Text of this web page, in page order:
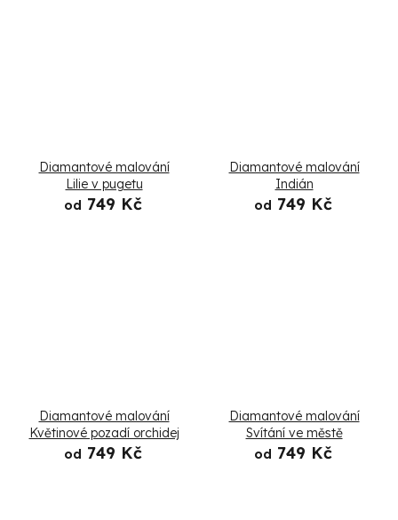
Diamantové malování
Lilie v pugetu
od 749 Kč
Diamantové malování
Indián
od 749 Kč
Diamantové malování
Květinové pozadí orchidej
od 749 Kč
Diamantové malování
Svítání ve městě
od 749 Kč